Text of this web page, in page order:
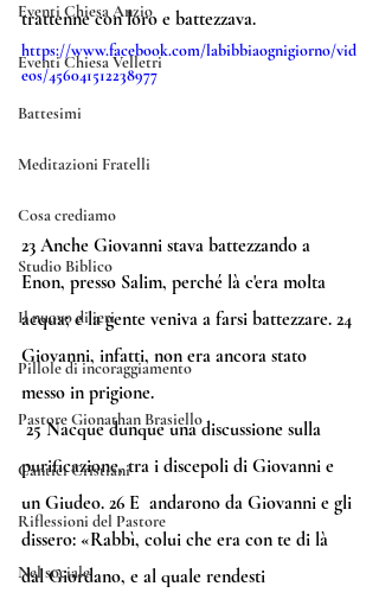
Eventi Chiesa Anzio
Eventi Chiesa Velletri
Battesimi
Meditazioni Fratelli
Cosa crediamo
Studio Biblico
Il nuovo di ieri
Pillole di incoraggiamento
Pastore Gionathan Brasiello
Cantici Cristiani
Riflessioni del Pastore
Nel sociale
trattenne con loro e battezzava.
https://www.facebook.com/labibbiaognigiorno/vid
eos/456041512238977
23 Anche Giovanni stava battezzando a
Enon, presso Salim, perché là c'era molta
acqua; e la gente veniva a farsi battezzare. 24
Giovanni, infatti, non era ancora stato
messo in prigione.
25 Nacque dunque una discussione sulla
purificazione, tra i discepoli di Giovanni e
un Giudeo. 26 E  andarono da Giovanni e gli
dissero: «Rabbì, colui che era con te di là
dal Giordano, e al quale rendesti